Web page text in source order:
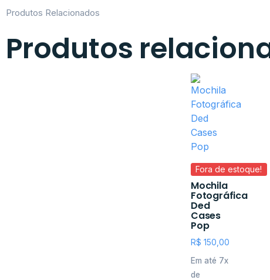
Produtos Relacionados
Produtos
Fora de estoque!
Mochila
Fotográfica
Ded
Cases
Pop
R$ 150,00
Em até 7x
de